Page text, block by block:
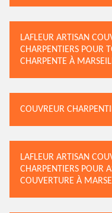
LAFLEUR ARTISAN
CHARPENTIERS POUR
CHARPENTE À
COUVREUR
LAFLEUR ARTISAN
CHARPENTIERS POUR
COUVERTURE À